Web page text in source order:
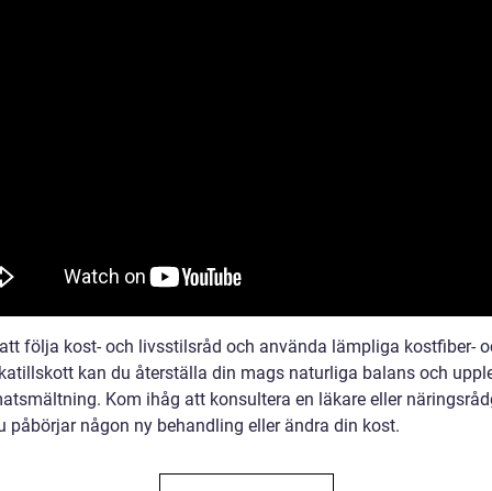
följa kost- och livsstilsråd och använda lämpliga kostfiber-
kan du återställa din mags naturliga balans och
Kom ihåg att konsultera en läkare eller
påbörjar någon ny behandling eller ändra din kost.